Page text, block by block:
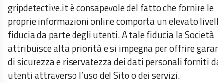
gripdetective.it è consapevole del fatto che fornire le
proprie informazioni online comporta un elevato
fiducia da parte degli utenti. A tale fiducia la Società
attribuisce alta priorità e si impegna per offrire
di sicurezza e riservatezza dei dati personali forniti
utenti attraverso l’uso del Sito o dei servizi.